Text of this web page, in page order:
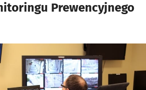
Prewencyjnego